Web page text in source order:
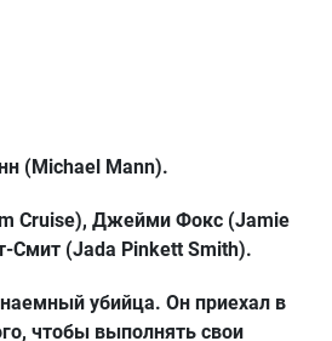
(Michael Mann).
Cruise), Джейми Фокс (Jamie
Смит (Jada Pinkett Smith).
убийца. Он приехал в
чтобы выполнять свои